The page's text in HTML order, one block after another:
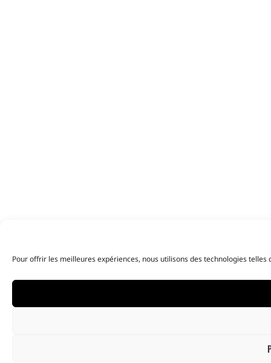
Pour offrir les meilleures expériences, nous utilisons des technologies